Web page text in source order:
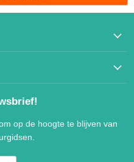
op de hoogte te blijven van